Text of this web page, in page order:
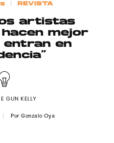
DE UMO agency. TODOS LOS
REVISTA
artistas
mejor
entran en
GUN KELLY
PorGonzalo Oya